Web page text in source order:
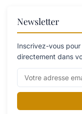
Newsletter
Inscrivez-vous
directement dans